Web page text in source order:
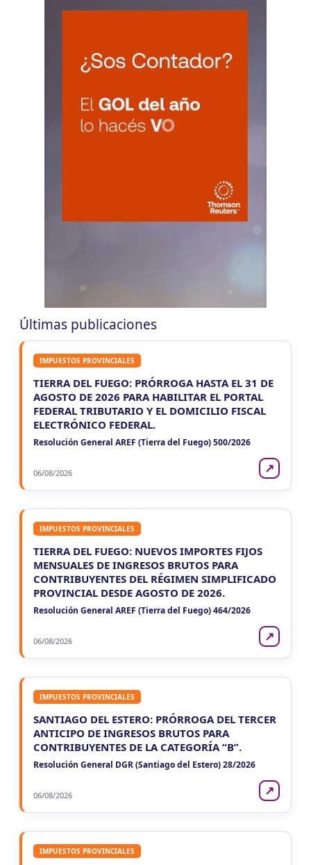
7
LA RIOJA
Agentes Percepcion La Rioja
CUIT 5-6-7-8-9-…
CUIT 0-1-2-3-…
10 Agentes SIRCAR 2a Quinc
CUIT 5-6-7-8-9-…
LUN
10 NACIONAL
Casas Particulares F102/RT
10
CUIT 0-1-2-…
Últimas publicaciones
IMPUESTOS PROVINCIALES
TIERRA DEL FUEGO: PRÓRROGA HASTA EL 31 DE
AGOSTO DE 2026 PARA HABILITAR EL PORTAL
FEDERAL TRIBUTARIO Y EL DOMICILIO FISCAL
ELECTRÓNICO FEDERAL.
Resolución General AREF (Tierra del Fuego) 500/2026
06/08/2026 ↗
IMPUESTOS PROVINCIALES
TIERRA DEL FUEGO: NUEVOS IMPORTES FIJOS
MENSUALES DE INGRESOS BRUTOS PARA
CONTRIBUYENTES DEL RÉGIMEN SIMPLIFICADO
PROVINCIAL DESDE AGOSTO DE 2026.
Resolución General AREF (Tierra del Fuego) 464/2026
06/08/2026 ↗
IMPUESTOS PROVINCIALES
SANTIAGO DEL ESTERO: PRÓRROGA DEL TERCER
ANTICIPO DE INGRESOS BRUTOS PARA
CONTRIBUYENTES DE LA CATEGORÍA “B”.
Resolución General DGR (Santiago del Estero) 28/2026
06/08/2026 ↗
IMPUESTOS PROVINCIALES